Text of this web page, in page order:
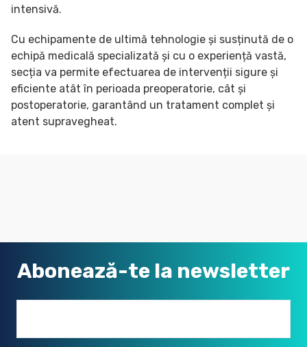
intensivă.
Cu echipamente de ultimă tehnologie și susținută de o
echipă medicală specializată și cu o experiență vastă,
secția va permite efectuarea de intervenții sigure și
eficiente atât în perioada preoperatorie, cât și
postoperatorie, garantând un tratament complet și
atent supravegheat.
Abonează-te la newsletter